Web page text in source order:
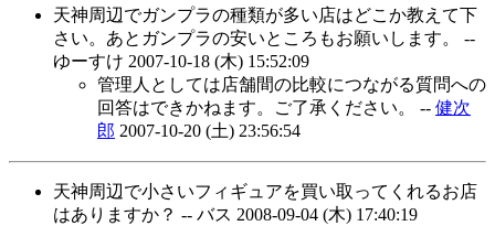
天神周辺でガンプラの種類が多い店はどこか教えて下
さい。あとガンプラの安いところもお願いします。 --
ゆーすけ 2007-10-18 (木) 15:52:09
管理人としては店舗間の比較につながる質問への
回答はできかねます。ご了承ください。 -- 健次
郎 2007-10-20 (土) 23:56:54
天神周辺で小さいフィギュアを買い取ってくれるお店
はありますか？ -- バス 2008-09-04 (木) 17:40:19